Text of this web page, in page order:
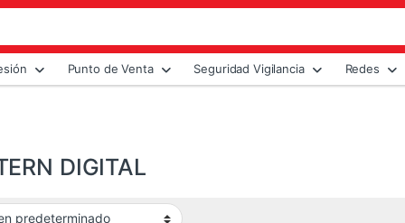
Punto de Venta Seguridad Vigilancia Redes
DIGITAL